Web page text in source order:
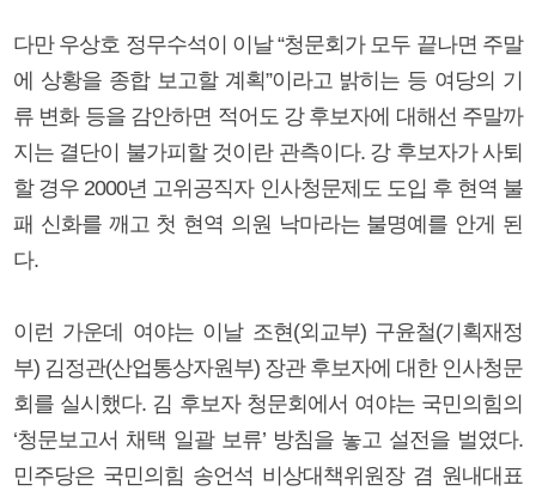
다만 우상호 정무수석이 이날 “청문회가 모두 끝나면 주말
에 상황을 종합 보고할 계획”이라고 밝히는 등 여당의 기
류 변화 등을 감안하면 적어도 강 후보자에 대해선 주말까
지는 결단이 불가피할 것이란 관측이다. 강 후보자가 사퇴
할 경우 2000년 고위공직자 인사청문제도 도입 후 현역 불
패 신화를 깨고 첫 현역 의원 낙마라는 불명예를 안게 된
다.
이런 가운데 여야는 이날 조현(외교부) 구윤철(기획재정
부) 김정관(산업통상자원부) 장관 후보자에 대한 인사청문
회를 실시했다. 김 후보자 청문회에서 여야는 국민의힘의
‘청문보고서 채택 일괄 보류’ 방침을 놓고 설전을 벌였다.
민주당은 국민의힘 송언석 비상대책위원장 겸 원내대표